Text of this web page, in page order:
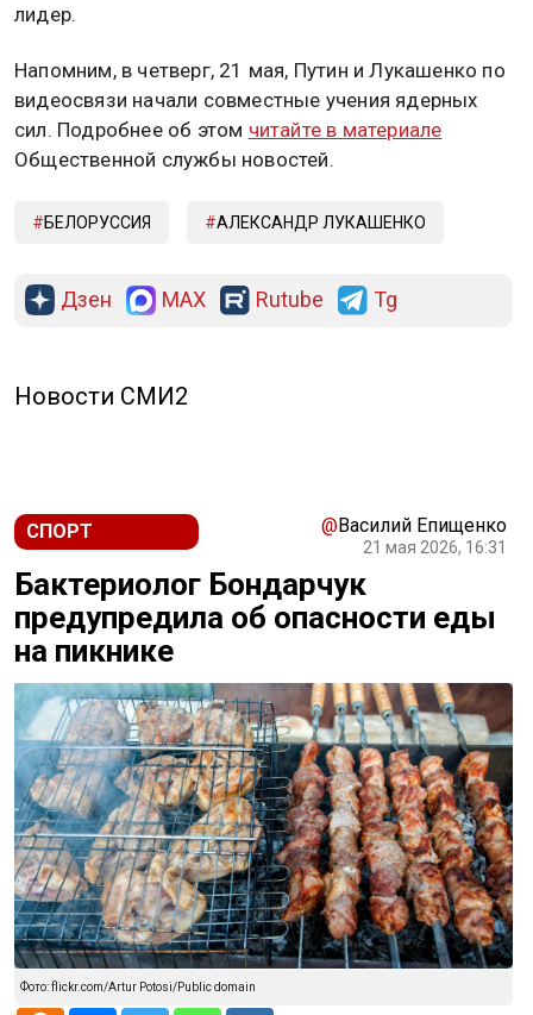
лидер.
Напомним, в четверг, 21 мая, Путин и Лукашенко по
видеосвязи начали совместные учения ядерных
сил. Подробнее об этом читайте в материале
Общественной службы новостей.
БЕЛОРУССИЯ АЛЕКСАНДР ЛУКАШЕНКО
Дзен MAX Rutube Tg
Новости СМИ2
СПОРТ @Василий Епищенко
21 мая 2026, 16:31
Бактериолог Бондарчук
предупредила об опасности еды
на пикнике
Фото: flickr.com/Artur Potosi/Public domain